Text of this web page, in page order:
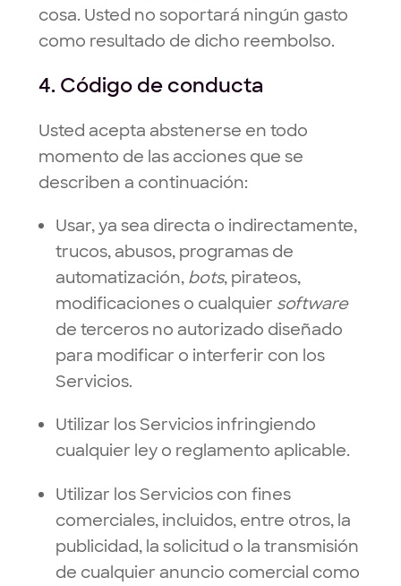
cosa. Usted no soportará ningún gasto
como resultado de dicho reembolso.
4. Código de conducta
Usted acepta abstenerse en todo
momento de las acciones que se
describen a continuación:
Usar, ya sea directa o indirectamente,
trucos, abusos, programas de
automatización, bots, pirateos,
modificaciones o cualquier software
de terceros no autorizado diseñado
para modificar o interferir con los
Servicios.
Utilizar los Servicios infringiendo
cualquier ley o reglamento aplicable.
Utilizar los Servicios con fines
comerciales, incluidos, entre otros, la
publicidad, la solicitud o la transmisión
de cualquier anuncio comercial como